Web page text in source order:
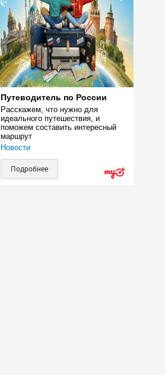
Путеводитель по России
Расскажем, что нужно для
идеального путешествия, и
поможем составить интересный
маршрут
Новости
Подробнее